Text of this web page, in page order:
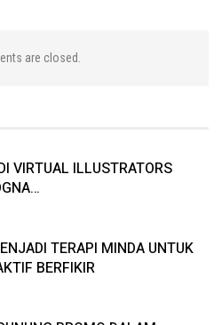
are closed.
VIRTUAL ILLUSTRATORS
TERAPI MINDA UNTUK
BERFIKIR